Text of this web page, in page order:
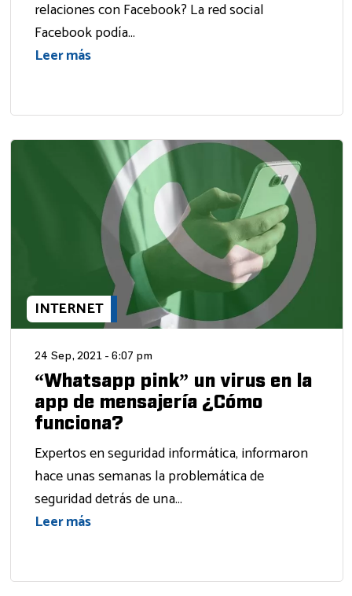
relaciones con Facebook? La red social
Facebook podía...
Leer más
INTERNET
24 Sep, 2021 - 6:07 pm
“Whatsapp pink” un virus en la
app de mensajería ¿Cómo
funciona?
Expertos en seguridad informática, informaron
hace unas semanas la problemática de
seguridad detrás de una...
Leer más